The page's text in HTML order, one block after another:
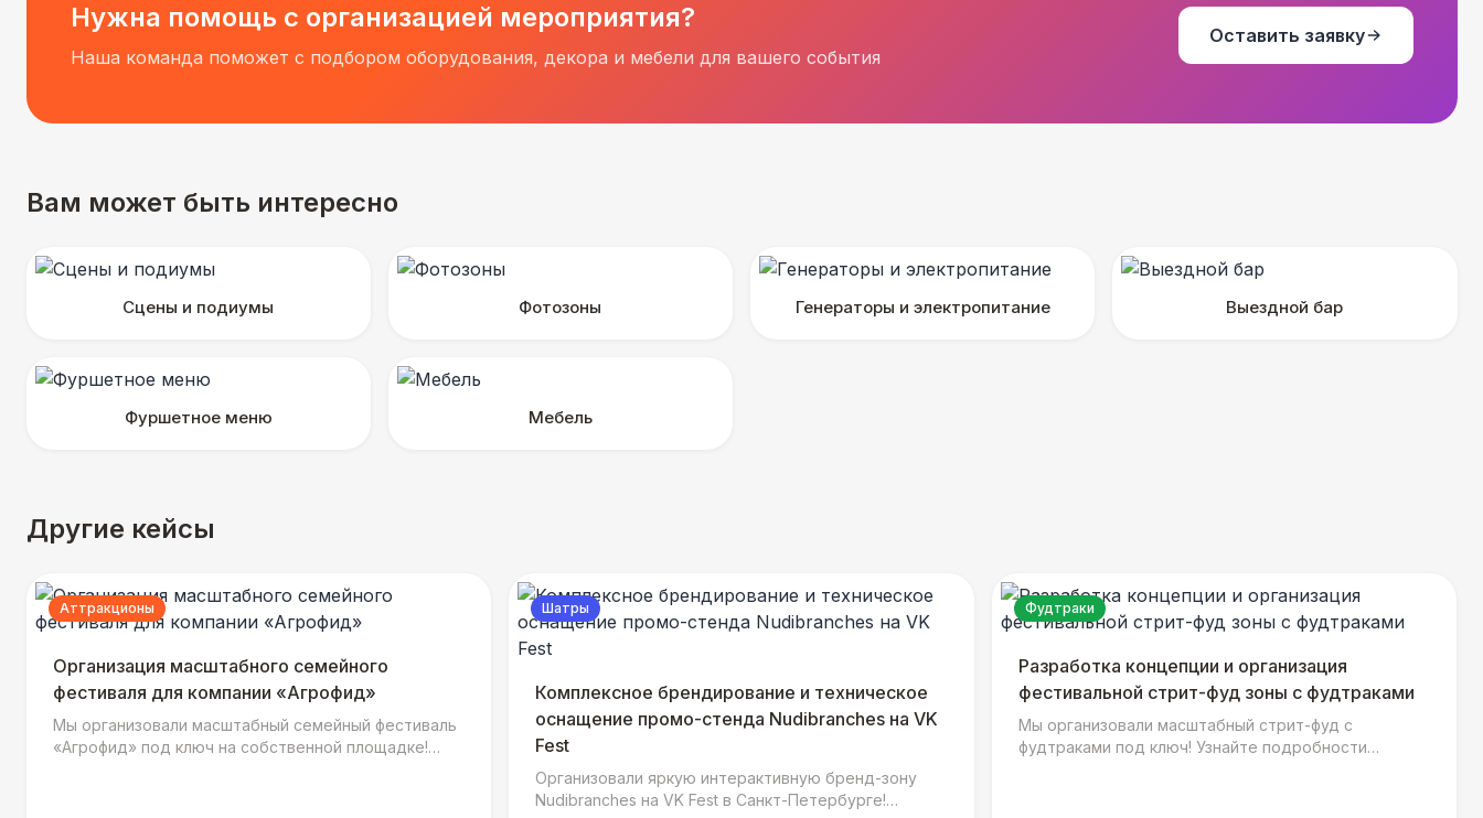
Нужна помощь с организацией мероприятия?
Наша команда поможет с подбором оборудования, декора и мебели для вашего события
Оставить заявку
Вам может быть интересно
Сцены и подиумы Фотозоны Генераторы и электропитание Выездной бар
Фуршетное меню Мебель
Другие кейсы
Аттракционы
Организация масштабного семейного
фестиваля для компании «Агрофид»
Мы организовали масштабный семейный фестиваль
«Агрофид» под ключ на собственной площадке!
Шатры
Комплексное брендирование и техническое
оснащение промо-стенда Nudibranches на VK
Fest
Организовали яркую интерактивную бренд-зону
Nudibranches на VK Fest в Санкт-Петербурге!
Фудтраки
Разработка концепции и организация
фестивальной стрит-фуд зоны с фудтраками
Мы организовали масштабный стрит-фуд с
фудтраками под ключ! Узнайте подробности